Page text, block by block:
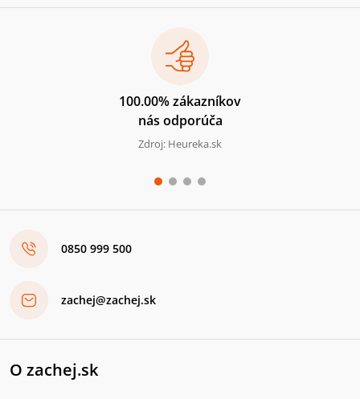
100.00% zákazníkov
nás odporúča
Zdroj: Heureka.sk
0850 999 500
zachej@zachej.sk
O zachej.sk